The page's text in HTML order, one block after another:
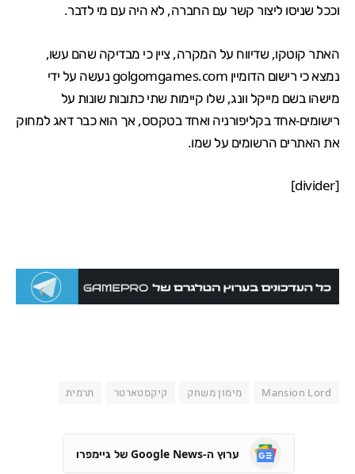
וככל שניסו ליצור קשר עם החברה, לא היה עם מי לדבר.
האתר קוטקו, שדיווח על המקרה, ציין כי מבדיקה שהם עשו,
נמצא כי רישום הדומיין golgomgames.com נעשה על ידי
מישהו בשם מייקל וונג, שלו קיימות שתי כתובות שונות על
רישומים-אחד בקליפורניה ואחד בטקסס, אך הוא כבר דאג למחוק
את האתרים הרשומים על שמו.
[divider]
Mansion Lord מימון משחק קיקסטארטר תרמית
ערוץ ה-Google News של גיימפרו